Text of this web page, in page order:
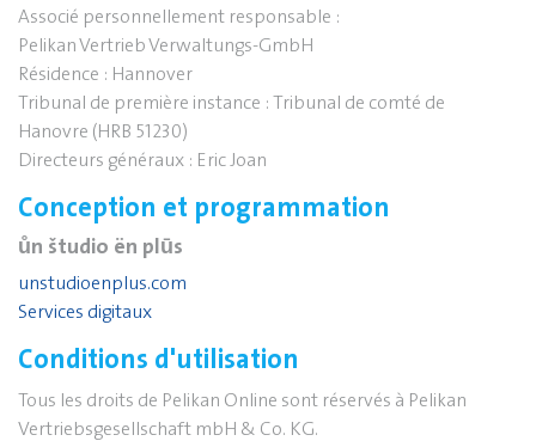
Associé personnellement responsable :
Pelikan Vertrieb Verwaltungs-GmbH
Résidence : Hannover
Tribunal de première instance : Tribunal de comté de
Hanovre (HRB 51230)
Directeurs généraux : Eric Joan
Conception et programmation
ůn študio ën plūs
unstudioenplus.com
Services digitaux
Conditions d'utilisation
Tous les droits de Pelikan Online sont réservés à Pelikan
Vertriebsgesellschaft mbH & Co. KG.